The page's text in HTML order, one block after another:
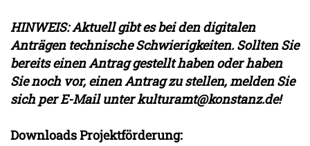
HINWEIS: Aktuell gibt es bei den digitalen
Anträgen technische Schwierigkeiten. Sollten Sie
bereits einen Antrag gestellt haben oder haben
Sie noch vor, einen Antrag zu stellen, melden Sie
sich per E-Mail unter kulturamt@konstanz.de!
Downloads Projektförderung: